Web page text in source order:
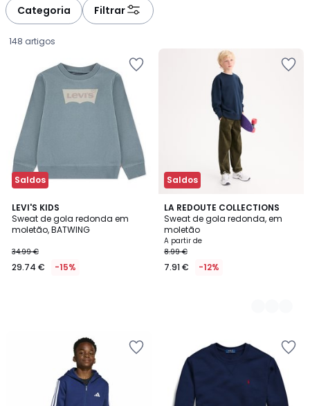
Categoria Filtrar
148 artigos
Saldos
LEVI'S KIDS
Sweat de gola redonda em
moletão, BATWING
€
em
34.99 €
29.74 € -15%
Saldos
LA REDOUTE COLLECTIONS
Sweat de gola redonda, em
moletão
A partir de
8.99 €
7.91 € -12%
7
Cores